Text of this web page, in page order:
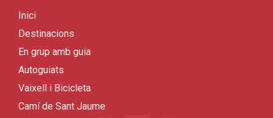
Inici
Destinacions
En grup amb guia
Autoguiats
Vaixell i Bicicleta
Camí de Sant Jaume